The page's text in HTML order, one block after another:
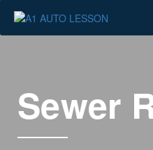
Sewer